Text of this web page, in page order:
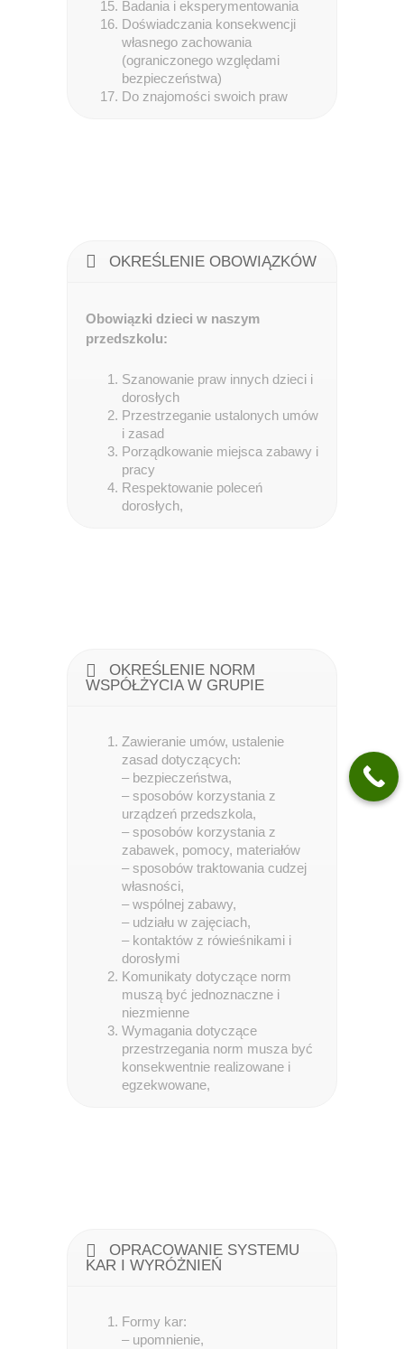
Badania i eksperymentowania
Doświadczania konsekwencji
własnego zachowania
(ograniczonego względami
bezpieczeństwa)
Do znajomości swoich praw
OKREŚLENIE OBOWIĄZKÓW
Obowiązki dzieci w naszym
przedszkolu:
Szanowanie praw innych dzieci i
dorosłych
Przestrzeganie ustalonych umów
i zasad
Porządkowanie miejsca zabawy i
pracy
Respektowanie poleceń
dorosłych,
OKREŚLENIE NORM
WSPÓŁŻYCIA W GRUPIE
Zawieranie umów, ustalenie
zasad dotyczących:
– bezpieczeństwa,
– sposobów korzystania z
urządzeń przedszkola,
– sposobów korzystania z
zabawek, pomocy, materiałów
– sposobów traktowania cudzej
własności,
– wspólnej zabawy,
– udziału w zajęciach,
– kontaktów z rówieśnikami i
dorosłymi
Komunikaty dotyczące norm
muszą być jednoznaczne i
niezmienne
Wymagania dotyczące
przestrzegania norm musza być
konsekwentnie realizowane i
egzekwowane, ​
OPRACOWANIE SYSTEMU
KAR I WYRÓŻNIEŃ
Formy kar:
– upomnienie,